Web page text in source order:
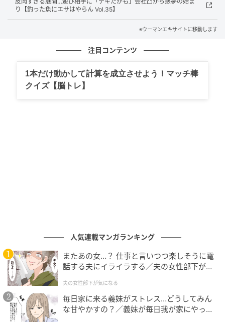
り【釣った魚にエサはやらん Vol.35】
※ウーマンエキサイトに移動します
注目コンテンツ
1本だけ動かして計算を成立させよう！マッチ棒
クイズ【脳トレ】
人気連載マンガランキング
またあの女…？ 仕事と言いつつ楽しそうに電
話する夫にイライラする／夫の女性部下が気
夫の女性部下が気になる
毎日家に来る義妹がストレス…どうしてみん
な甘やかすの？／義妹が毎日我が家にやって